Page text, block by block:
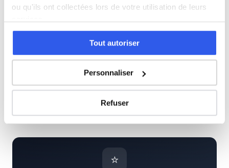
ou qu'ils ont collectées lors de votre utilisation de leurs
Tout autoriser
Personnaliser
Refuser
Seconde (Lycée)
Études supérieures (Supérieur & Adultes)
Adultes (Supérieur & Adultes)
⭐